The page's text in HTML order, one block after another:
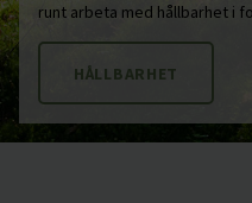
runt arbeta med hållbarhet i
HÅLLBARHET